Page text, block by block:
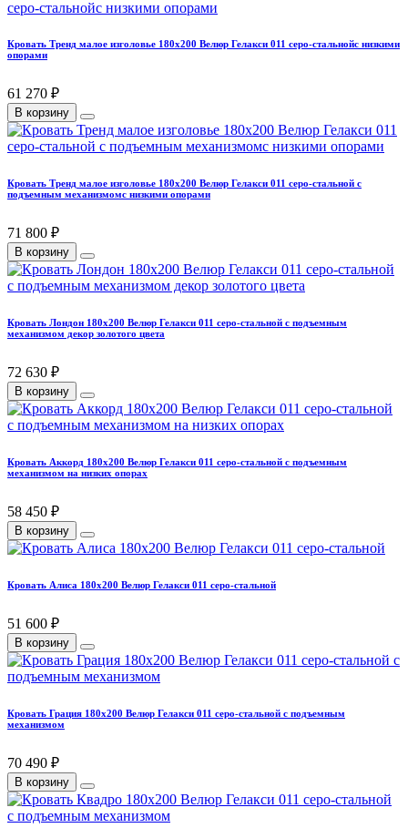
Кровать Тренд малое изголовье 180х200 Велюр Гелакси 011 серо-стальнойс низкими
опорами
61 270 ₽
В корзину
Кровать Тренд малое изголовье 180х200 Велюр Гелакси 011 серо-стальной с
подъемным механизмомс низкими опорами
71 800 ₽
В корзину
Кровать Лондон 180х200 Велюр Гелакси 011 серо-стальной с подъемным
механизмом декор золотого цвета
72 630 ₽
В корзину
Кровать Аккорд 180х200 Велюр Гелакси 011 серо-стальной с подъемным
механизмом на низких опорах
58 450 ₽
В корзину
Кровать Алиса 180х200 Велюр Гелакси 011 серо-стальной
51 600 ₽
В корзину
Кровать Грация 180х200 Велюр Гелакси 011 серо-стальной с подъемным
механизмом
70 490 ₽
В корзину